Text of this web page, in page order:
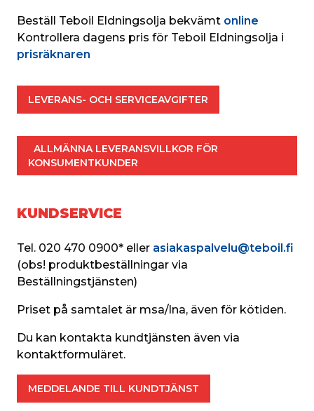
Beställ Teboil Eldningsolja bekvämt online
Kontrollera dagens pris för Teboil Eldningsolja i
prisräknaren
LEVERANS- OCH SERVICEAVGIFTER
KONSUMENTKUNDER
KUNDSERVICE
Tel. 020 470 0900* eller asiakaspalvelu@teboil.fi
(obs! produktbeställningar via
Beställningstjänsten)
Priset på samtalet är msa/lna, även för kötiden.
Du kan kontakta kundtjänsten även via
kontaktformuläret.
MEDDELANDE TILL KUNDTJÄNST